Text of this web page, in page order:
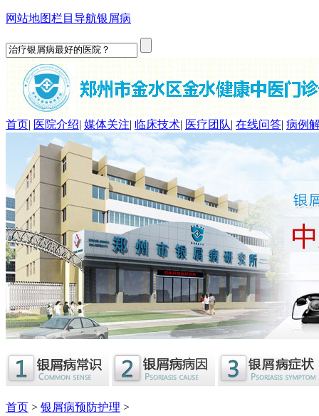
网站地图栏目导航银屑病
首页| 医院介绍| 媒体关注| 临床技术| 医疗团队| 在线问答| 病例
首页 > 银屑病预防护理 >